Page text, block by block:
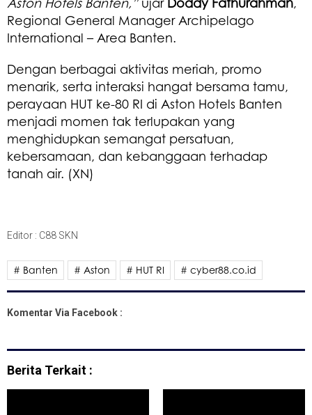
Regional General Manager Archipelago
International – Area Banten.
Dengan berbagai aktivitas meriah, promo
menarik, serta interaksi hangat bersama tamu,
perayaan HUT ke-80 RI di Aston Hotels Banten
menjadi momen tak terlupakan yang
menghidupkan semangat persatuan,
kebersamaan, dan kebanggaan terhadap
tanah air. (XN)
Editor : C88 SKN
# Banten # Aston # HUT RI # cyber88.co.id
Komentar Via Facebook :
Berita Terkait :